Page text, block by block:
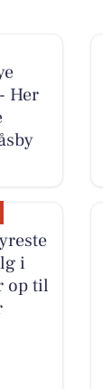
Her
i
op til